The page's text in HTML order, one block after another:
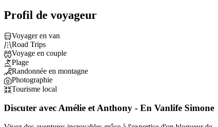
Profil de voyageur
Voyager en van
Road Trips
Voyage en couple
Plage
Randonnée en montagne
Photographie
Tourisme local
Discuter avec Amélie et Anthony - En Vanlife Simone